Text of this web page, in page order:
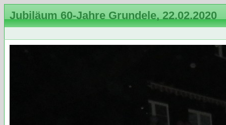
Jubiläum 60-Jahre Grundele, 22.02.2020